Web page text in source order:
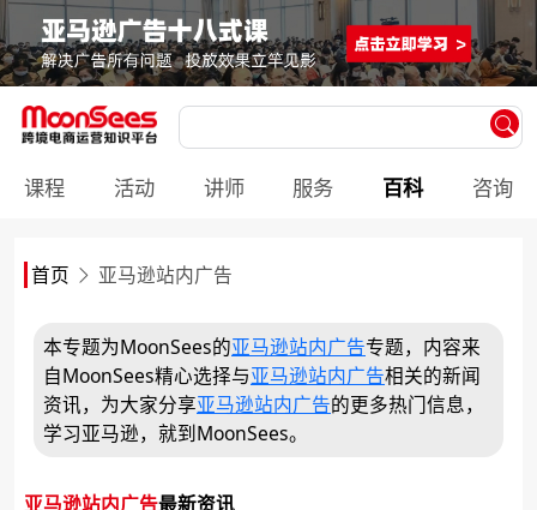
课程 活动 讲师 服务 百科 咨询
首页 ​亚马逊站内广告
本专题为MoonSees的​亚马逊站内广告专题，内容来
自MoonSees精心选择与​亚马逊站内广告相关的新闻
资讯，为大家分享​亚马逊站内广告的更多热门信息，
学习亚马逊，就到MoonSees。
​亚马逊站内广告最新资讯